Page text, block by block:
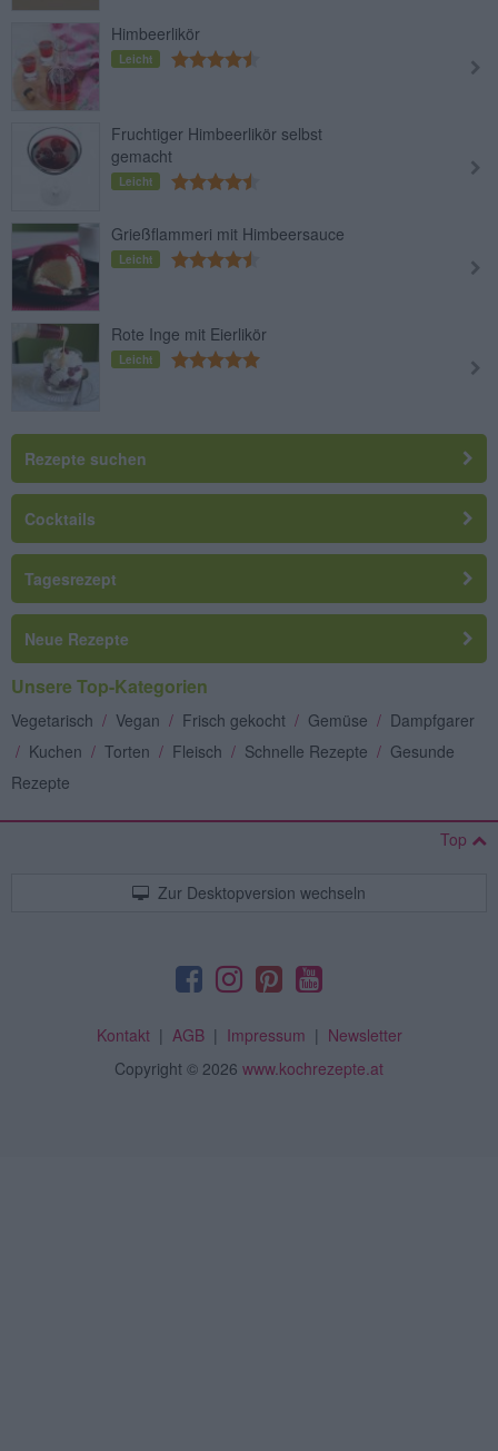
Himbeerlikör
Leicht
Fruchtiger Himbeerlikör selbst
gemacht
Leicht
Grießflammeri mit Himbeersauce
Leicht
Rote Inge mit Eierlikör
Leicht
Rezepte suchen
Cocktails
Tagesrezept
Neue Rezepte
Unsere Top-Kategorien
Vegetarisch / Vegan / Frisch gekocht / Gemüse / Dampfgarer
/ Kuchen / Torten / Fleisch / Schnelle Rezepte / Gesunde
Rezepte
Top
Zur Desktopversion wechseln
Kontakt| AGB| Impressum | Newsletter
Copyright © 2026 www.kochrezepte.at